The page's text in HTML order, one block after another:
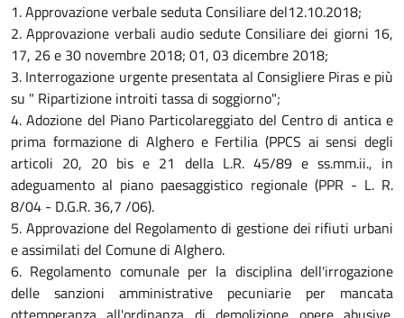
1. Approvazione verbale seduta Consiliare del12.10.2018;
2. Approvazione verbali audio sedute Consiliare dei giorni 16,
17, 26 e 30 novembre 2018; 01, 03 dicembre 2018;
3. Interrogazione urgente presentata al Consigliere Piras e più
su " Ripartizione introiti tassa di soggiorno";
4. Adozione del Piano Particolareggiato del Centro di antica e
prima formazione di Alghero e Fertilia (PPCS ai sensi degli
articoli 20, 20 bis e 21 della L.R. 45/89 e ss.mm.ii., in
adeguamento al piano paesaggistico regionale (PPR - L. R.
8/04 - D.G.R. 36,7 /06).
5. Approvazione del Regolamento di gestione dei rifiuti urbani
e assimilati del Comune di Alghero.
6. Regolamento comunale per la disciplina dell'irrogazione
delle sanzioni amministrative pecuniarie per mancata